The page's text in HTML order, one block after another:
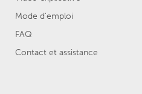
Mode d'emploi
FAQ
Contact et assistance